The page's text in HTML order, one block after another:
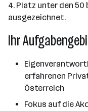
4. Platz unter den
ausgezeichnet.
Ihr
erfahrenen
Österreich
Fokus auf die